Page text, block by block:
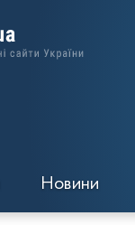
Новини